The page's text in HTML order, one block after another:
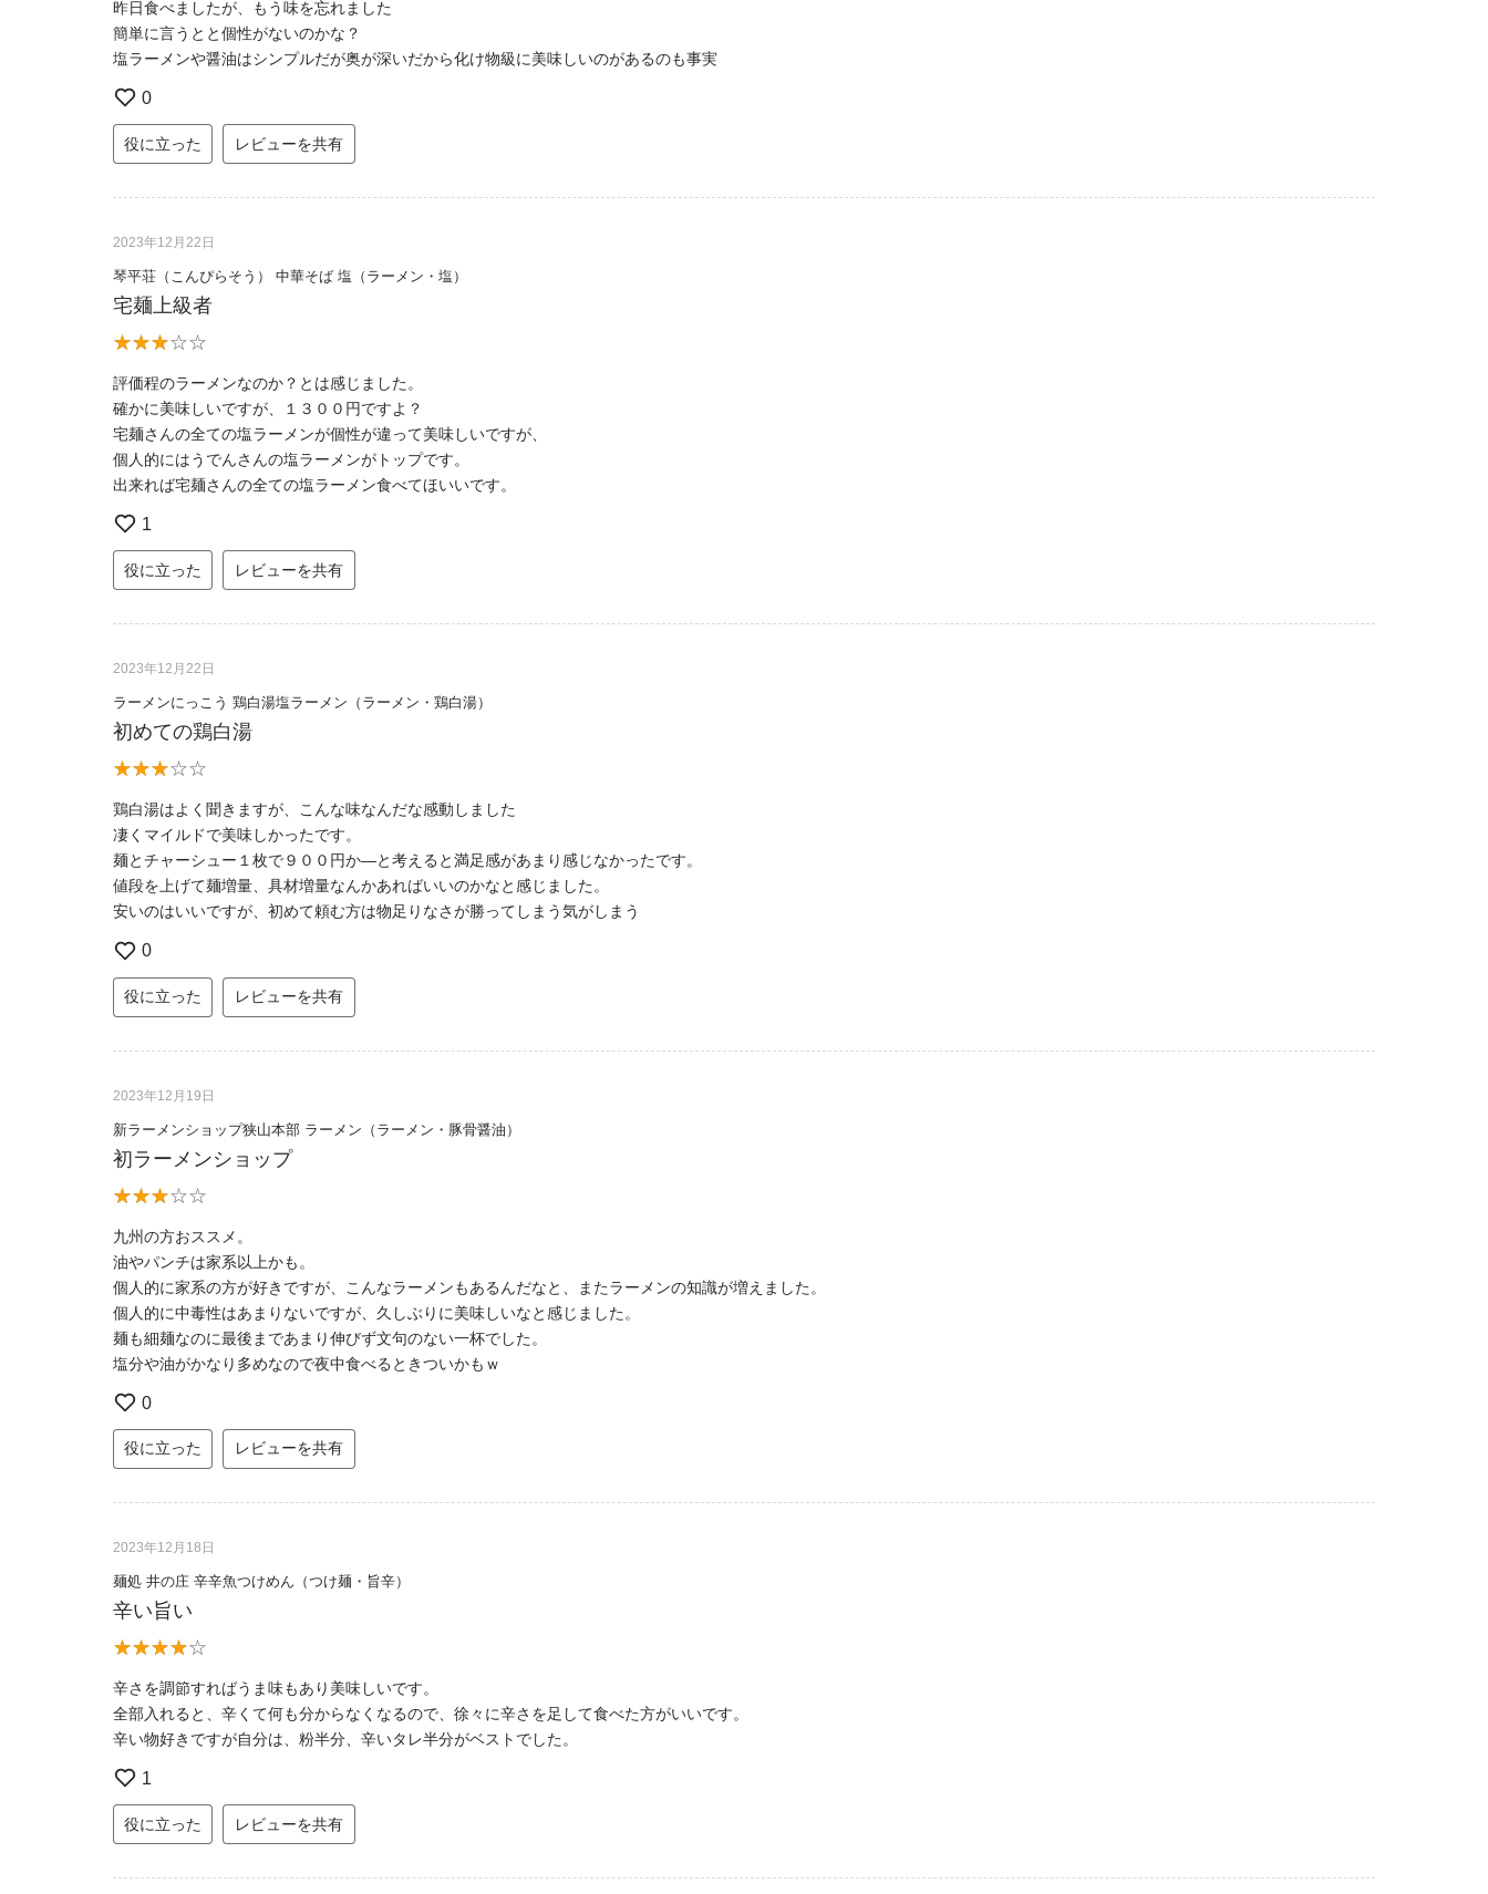
昨日食べましたが、もう味を忘れました
簡単に言うとと個性がないのかな？
塩ラーメンや醤油はシンプルだが奥が深いだから化け物級に美味しいのがあるのも事実
0
役に立った レビューを共有
2023年12月22日
琴平荘（こんぴらそう） 中華そば 塩（ラーメン・塩）
宅麺上級者
評価程のラーメンなのか？とは感じました。
確かに美味しいですが、１３００円ですよ？
宅麺さんの全ての塩ラーメンが個性が違って美味しいですが、
個人的にはうでんさんの塩ラーメンがトップです。
出来れば宅麺さんの全ての塩ラーメン食べてほいいです。
1
役に立った レビューを共有
2023年12月22日
ラーメンにっこう 鶏白湯塩ラーメン（ラーメン・鶏白湯）
初めての鶏白湯
鶏白湯はよく聞きますが、こんな味なんだな感動しました
凄くマイルドで美味しかったです。
麺とチャーシュー１枚で９００円か―と考えると満足感があまり感じなかったです。
値段を上げて麺増量、具材増量なんかあればいいのかなと感じました。
安いのはいいですが、初めて頼む方は物足りなさが勝ってしまう気がしまう
0
役に立った レビューを共有
2023年12月19日
新ラーメンショップ狭山本部 ラーメン（ラーメン・豚骨醤油）
初ラーメンショップ
九州の方おススメ。
油やパンチは家系以上かも。
個人的に家系の方が好きですが、こんなラーメンもあるんだなと、またラーメンの知識が増えました。
個人的に中毒性はあまりないですが、久しぶりに美味しいなと感じました。
麺も細麺なのに最後まであまり伸びず文句のない一杯でした。
塩分や油がかなり多めなので夜中食べるときついかもｗ
0
役に立った レビューを共有
2023年12月18日
麺処 井の庄 辛辛魚つけめん（つけ麺・旨辛）
辛い旨い
辛さを調節すればうま味もあり美味しいです。
全部入れると、辛くて何も分からなくなるので、徐々に辛さを足して食べた方がいいです。
辛い物好きですが自分は、粉半分、辛いタレ半分がベストでした。
1
役に立った レビューを共有